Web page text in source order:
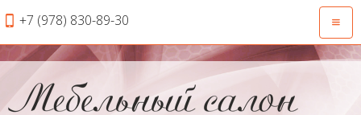
+7 (978) 830-89-30